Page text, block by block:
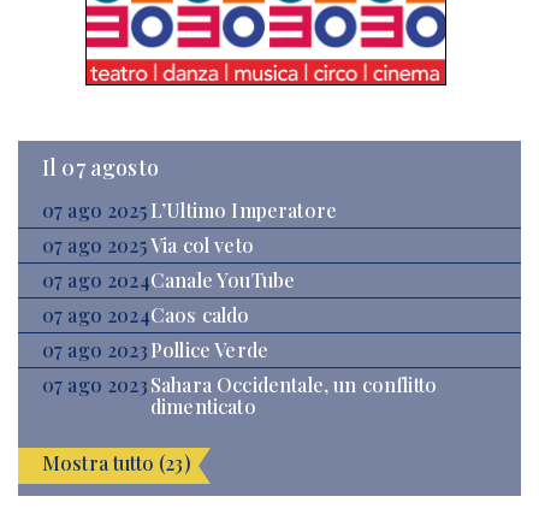
Il 07 agosto
07 ago 2025 L’Ultimo Imperatore
07 ago 2025Via col veto
07 ago 2024Canale YouTube
07 ago 2024Caos caldo
07 ago 2023Pollice Verde
07 ago 2023Sahara Occidentale, un conflitto
dimenticato
Mostra tutto (23)